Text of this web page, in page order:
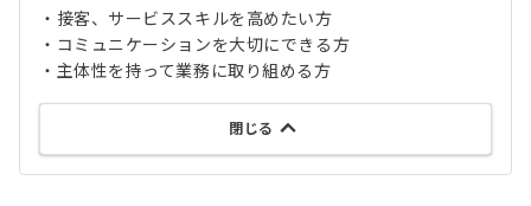
・接客、サービススキルを高めたい方
・コミュニケーションを大切にできる方
・主体性を持って業務に取り組める方
閉じる